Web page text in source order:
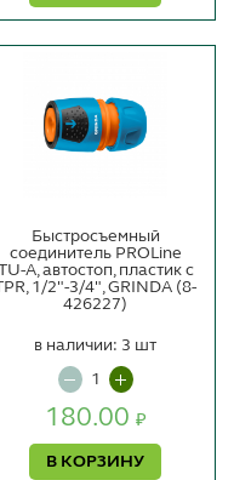
Быстросъемный
соединитель PROLine
A, автостоп, пластик с
1/2"-3/4", GRINDA (8-
426227)
180.00 ₽
В КОРЗИНУ
в наличии: 3 шт